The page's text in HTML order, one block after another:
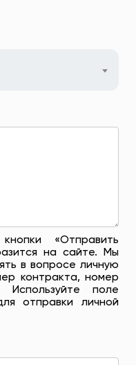
«Отправить
на сайте. Мы
в вопросе личную
контракта, номер
поле
отправки личной